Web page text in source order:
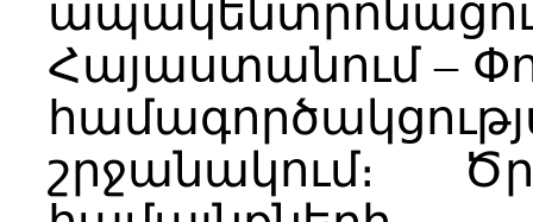
Հայաստանում –
շրջանակում։